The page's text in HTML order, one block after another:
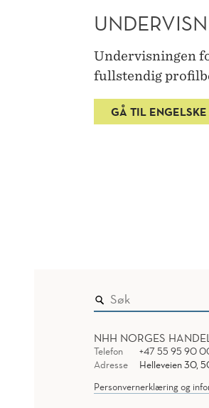
Undervisningen
fullstendig
GÅ TIL ENGELSKE
NHH NORGES
Telefon
+47 55 95 90
Adresse
Helleveien 30,
Personvernerklæring og